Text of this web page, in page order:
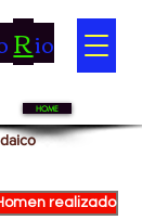
Rio
HOME
realizado